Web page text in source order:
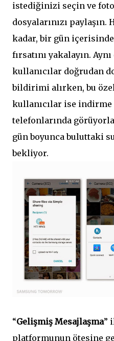
istediğinizi seçin ve
dosyalarınızı paylaşın.
kadar, bir gün
fırsatını yakalayın.
kullanıcılar doğrudan
bildirimi alırken, bu
kullanıcılar ise
telefonlarında
gün boyunca buluttaki
bekliyor.
“Gelişmiş Mesajlaşma”
platformunun ötesine